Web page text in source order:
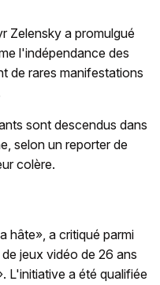
Zelensky a promulgué
l'indépendance des
de rares manifestations
sont descendus dans
selon un reporter de
colère.
hâte», a critiqué parmi
jeux vidéo de 26 ans
L'initiative a été qualifiée